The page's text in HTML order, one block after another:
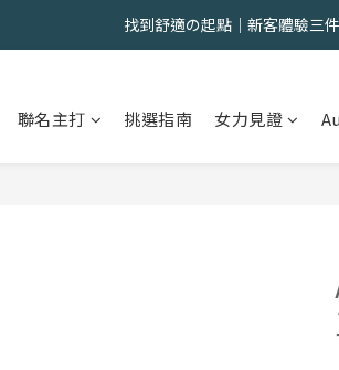
會員限定 | 女內褲任選3件現折120元，
會員限定 | 女內褲任選3件現折120元，
找到舒適の起點｜新客體驗三
聯名主打 挑選指南 女力見證